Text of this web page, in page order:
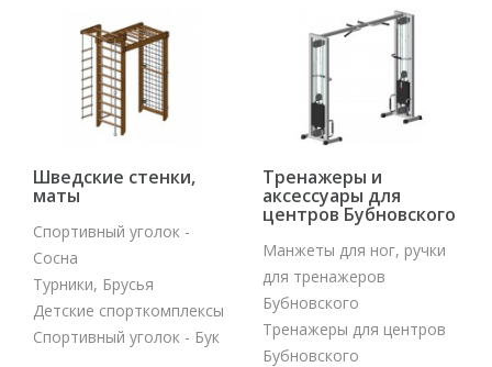
Шведские стенки,
маты
Спортивный уголок -
Сосна
Турники, Брусья
Детские спорткомплексы
Спортивный уголок - Бук
Тренажеры и
аксессуары для
центров Бубновского
Манжеты для ног, ручки
для тренажеров
Бубновского
Тренажеры для центров
Бубновского